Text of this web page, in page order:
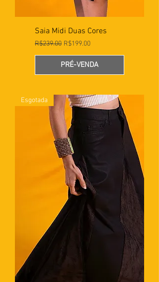
Saia Midi Duas Cores
Preço normal
R$239.00 Preço promocional
R$199.00
PRÉ-VENDA
Esgotada